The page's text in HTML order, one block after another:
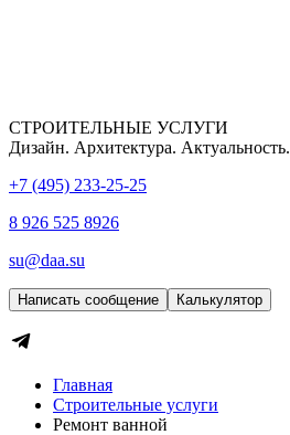
СТРОИТЕЛЬНЫЕ УСЛУГИ
Дизайн. Архитектура. Актуальность.
+7 (495) 233-25-25
8 926 525 8926
su@daa.su
Написать сообщение Калькулятор
Главная
Строительные услуги
Ремонт ванной